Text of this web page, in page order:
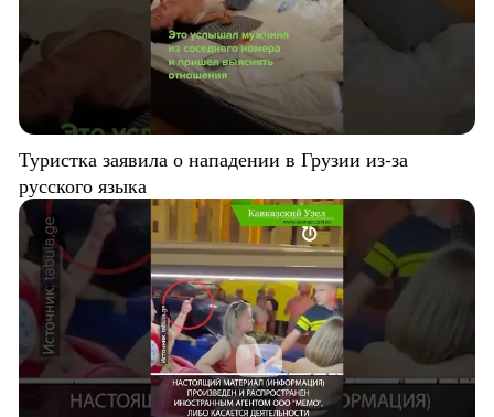
Туристка заявила о нападении в Грузии из-за
русского языка